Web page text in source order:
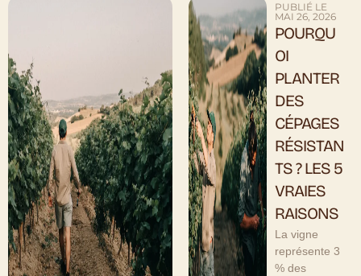
PUBLIÉ LE
MAI 26, 2026
POURQU
OI
PLANTER
DES
CÉPAGES
RÉSISTAN
TS ? LES 5
VRAIES
RAISONS
La vigne
représente 3
% des